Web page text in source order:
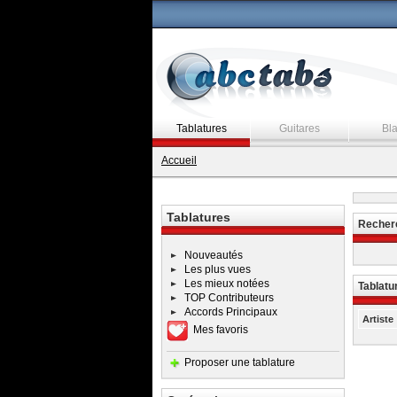
Tablatures Guitares
Accueil
Tablatures
Nouveautés
Les plus vues
Les mieux notées
TOP Contributeurs
Accords Principaux
Mes favoris
Proposer une tablature
Artiste